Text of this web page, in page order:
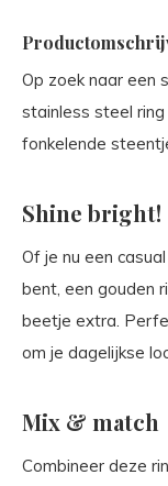
Op zoek naar een
stainless steel
fonkelende
Shine bright!
Of je nu een
bent, een gouden
beetje extra.
om je dagelijkse
Mix & match
Combineer deze